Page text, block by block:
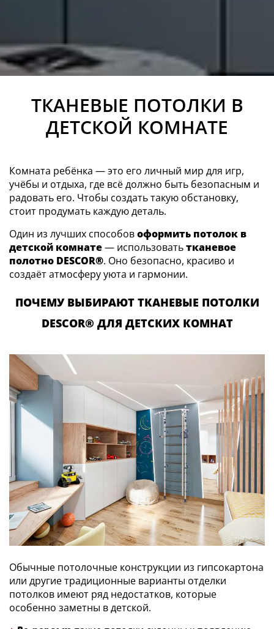
ТКАНЕВЫЕ ПОТОЛКИ В
ДЕТСКОЙ КОМНАТЕ
Комната ребёнка — это его личный мир для игр,
учёбы и отдыха, где всё должно быть безопасным и
радовать его. Чтобы создать такую обстановку,
стоит продумать каждую деталь.
Один из лучших способовоформить потолок в
детской комнате— использоватьтканевое
полотно DESCOR®. Оно безопасно, красиво и
создаёт атмосферу уюта и гармонии.
ПОЧЕМУ ВЫБИРАЮТ ТКАНЕВЫЕ ПОТОЛКИ
DESCOR® ДЛЯ ДЕТСКИХ КОМНАТ
Обычные потолочные конструкции из гипсокартона
или другие традиционные варианты отделки
потолков имеют ряд недостатков, которые
особенно заметны в детской.